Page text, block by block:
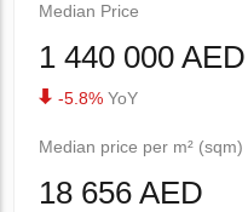
Median Price
1 440 000 AED
-5.8% YoY
Median price per m² (sqm)
18 656 AED